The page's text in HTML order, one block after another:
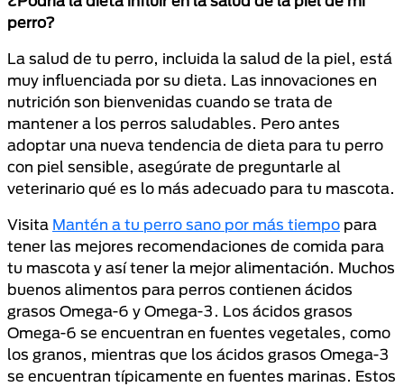
perro?
La salud de tu perro, incluida la salud de la piel, está
muy influenciada por su dieta. Las innovaciones en
nutrición son bienvenidas cuando se trata de
mantener a los perros saludables. Pero antes
adoptar una nueva tendencia de dieta para tu perro
con piel sensible, asegúrate de preguntarle al
veterinario qué es lo más adecuado para tu mascota.
Visita Mantén a tu perro sano por más tiempo para
tener las mejores recomendaciones de comida para
tu mascota y así tener la mejor alimentación. Muchos
buenos alimentos para perros contienen ácidos
grasos Omega-6 y Omega-3. Los ácidos grasos
Omega-6 se encuentran en fuentes vegetales, como
los granos, mientras que los ácidos grasos Omega-3
se encuentran típicamente en fuentes marinas. Estos